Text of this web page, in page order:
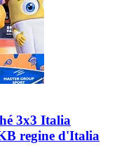
3x3 Italia
regine d'Italia